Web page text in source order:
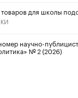
для школы
научно-
№ 2 (2026)